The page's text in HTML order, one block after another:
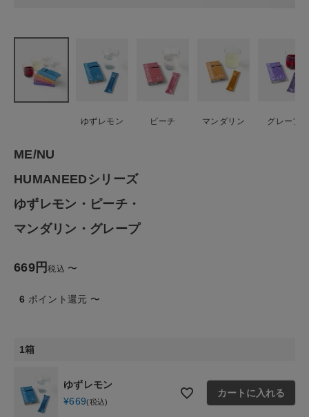
CATEGORY
ファッション雑貨
食品
ギフト
ブランド
特集
ゆずレモン ピーチ マンダリン グレープ
ME/NU
HUMANEEDシリーズ
ゆずレモン・ピーチ・
マンダリン・グレープ
669 税込 〜
6 ポイント還元 〜
1箱
ゆずレモン
¥669 税込
カートに入れる